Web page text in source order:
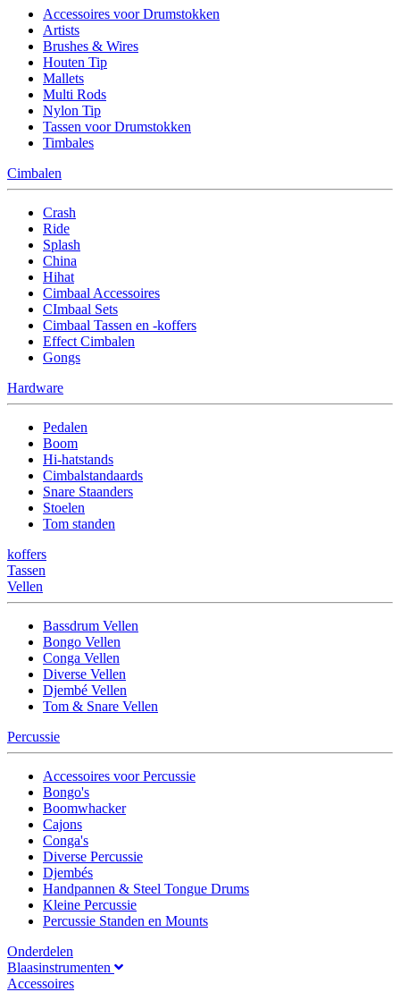
Accessoires voor Drumstokken
Artists
Brushes & Wires
Houten Tip
Mallets
Multi Rods
Nylon Tip
Tassen voor Drumstokken
Timbales
Cimbalen
Crash
Ride
Splash
China
Hihat
Cimbaal Accessoires
CImbaal Sets
Cimbaal Tassen en -koffers
Effect Cimbalen
Gongs
Hardware
Pedalen
Boom
Hi-hatstands
Cimbalstandaards
Snare Staanders
Stoelen
Tom standen
koffers
Tassen
Vellen
Bassdrum Vellen
Bongo Vellen
Conga Vellen
Diverse Vellen
Djembé Vellen
Tom & Snare Vellen
Percussie
Accessoires voor Percussie
Bongo's
Boomwhacker
Cajons
Conga's
Diverse Percussie
Djembés
Handpannen & Steel Tongue Drums
Kleine Percussie
Percussie Standen en Mounts
Onderdelen
Blaasinstrumenten
Accessoires